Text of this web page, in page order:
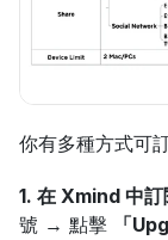
你有多種方式可
1. 在 Xmind 中訂
號 → 點擊
「